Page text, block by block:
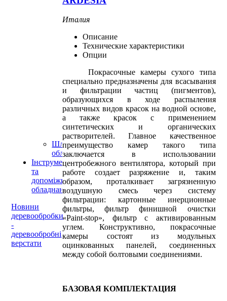
Аспирация
приточной
вентиляции
Автоматические
покрасочные
камеры
Сушильные
тунели
Специальное
оборудование
Автоматические
системы
транспортировки
Шліфувальне
обладнання
Інструменти
та
допоміжне
обладнання
Новини
деревообробки
-
деревообробні
верстати
Италия
Описание
Технические характеристики
Опции
Покрасочные камеры сухого типа
специально предназначены для всасывания
и фильтрации частиц (пигментов),
образующихся в ходе распыления
различных видов красок на водной основе,
а также красок с применением
синтетических и органических
растворителей. Главное качественное
преимущество камер такого типа
заключается в использовании
центробежного вентилятора, который при
работе создает разряжение и, таким
образом, проталкивает загрязненную
воздушную смесь через систему
фильтрации: картонные инерционные
фильтры, фильтр финишной очистки
«Paint-stop», фильтр с активированным
углем. Конструктивно, покрасочные
камеры состоят из модульных
оцинкованных панелей, соединенных
между собой болтовыми соединениями.
БАЗОВАЯ КОМПЛЕКТАЦИЯ